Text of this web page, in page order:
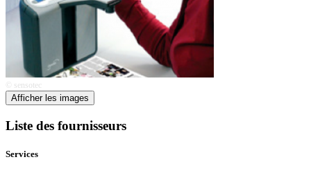
© sensotec
Afficher les images
Liste des fournisseurs
Services